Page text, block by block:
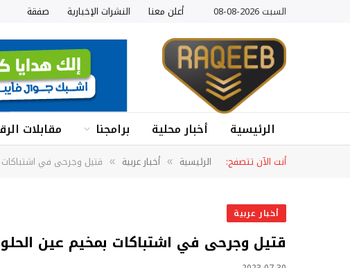
السبت 2026-08-08 أعلن معنا النشرات الإخبارية صفقة
الرئيسية أخبار محلية برامجنا مقابلات
أنت الآن تتصفح:
الرئيسية » أخبار عربية » قتيل وجرحى في اشتباكات
أخبار عربية
قتيل وجرحى في اشتباكات بمخيم عين